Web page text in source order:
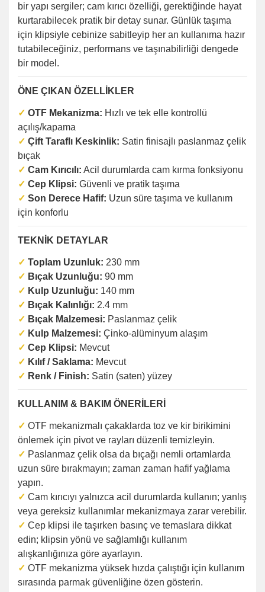
bir yapı sergiler; cam kırıcı özelliği, gerektiğinde hayat
kurtarabilecek pratik bir detay sunar. Günlük taşıma
için klipsiyle cebinize sabitleyip her an kullanıma hazır
tutabileceğiniz, performans ve taşınabilirliği dengede
bir model.
ÖNE ÇIKAN ÖZELLİKLER
✓ OTF Mekanizma: Hızlı ve tek elle kontrollü
açılış/kapama
✓ Çift Taraflı Keskinlik: Satin finisajlı paslanmaz çelik
bıçak
✓ Cam Kırıcılı: Acil durumlarda cam kırma fonksiyonu
✓ Cep Klipsi: Güvenli ve pratik taşıma
✓ Son Derece Hafif: Uzun süre taşıma ve kullanım
için konforlu
TEKNİK DETAYLAR
✓ Toplam Uzunluk: 230 mm
✓ Bıçak Uzunluğu: 90 mm
✓ Kulp Uzunluğu: 140 mm
✓ Bıçak Kalınlığı: 2.4 mm
✓ Bıçak Malzemesi: Paslanmaz çelik
✓ Kulp Malzemesi: Çinko-alüminyum alaşım
✓ Cep Klipsi: Mevcut
✓ Kılıf / Saklama: Mevcut
✓ Renk / Finish: Satin (saten) yüzey
KULLANIM & BAKIM ÖNERİLERİ
✓ OTF mekanizmalı çakaklarda toz ve kir birikimini
önlemek için pivot ve rayları düzenli temizleyin.
✓ Paslanmaz çelik olsa da bıçağı nemli ortamlarda
uzun süre bırakmayın; zaman zaman hafif yağlama
yapın.
✓ Cam kırıcıyı yalnızca acil durumlarda kullanın; yanlış
veya gereksiz kullanımlar mekanizmaya zarar verebilir.
✓ Cep klipsi ile taşırken basınç ve temaslara dikkat
edin; klipsin yönü ve sağlamlığı kullanım
alışkanlığınıza göre ayarlayın.
✓ OTF mekanizma yüksek hızda çalıştığı için kullanım
sırasında parmak güvenliğine özen gösterin.